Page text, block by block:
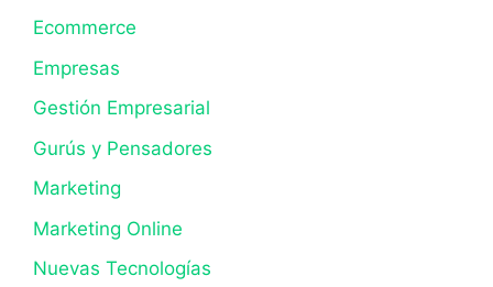
Ecommerce
Empresas
Gestión Empresarial
Gurús y Pensadores
Marketing
Marketing Online
Nuevas Tecnologías